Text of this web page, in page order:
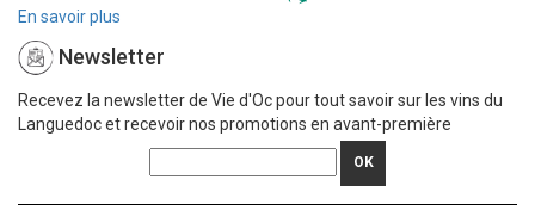
En savoir plus
Newsletter
Recevez la newsletter de Vie d'Oc pour tout savoir sur les vins du
Languedoc et recevoir nos promotions en avant-première
OK